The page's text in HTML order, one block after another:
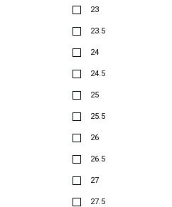
23
23.5
24
24.5
25
25.5
26
26.5
27
27.5